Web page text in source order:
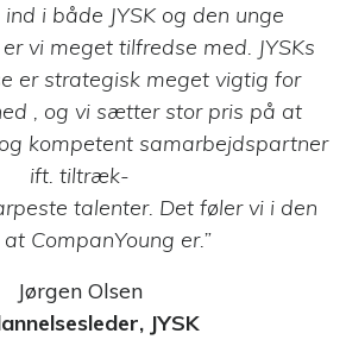
i både JYSK og den unge
vi meget tilfredse med. JYSKs
er strategisk meget vigtig for
, og vi sætter stor pris på at
kompetent samarbejdspartner
ift. tiltræk-
talenter. Det føler vi i den
CompanYoung er.”
Jørgen Olsen
JYSK